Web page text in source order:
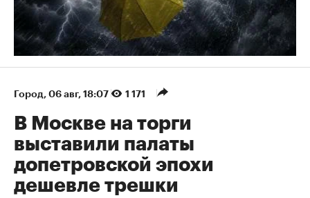
Город⁠, 06 авг, 18:07 1 171
В Москве на торги
выставили палаты
допетровской эпохи
дешевле трешки